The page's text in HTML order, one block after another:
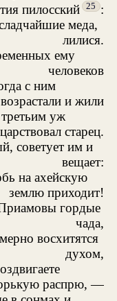
пилосский
25 :
меда,
лилися.
ему
человеков
с ним
возрастали и жили
уж
старец.
советует им и
вещает:
на ахейскую
землю приходит!
гордые
чада,
восхитятся
духом,
распрю, —